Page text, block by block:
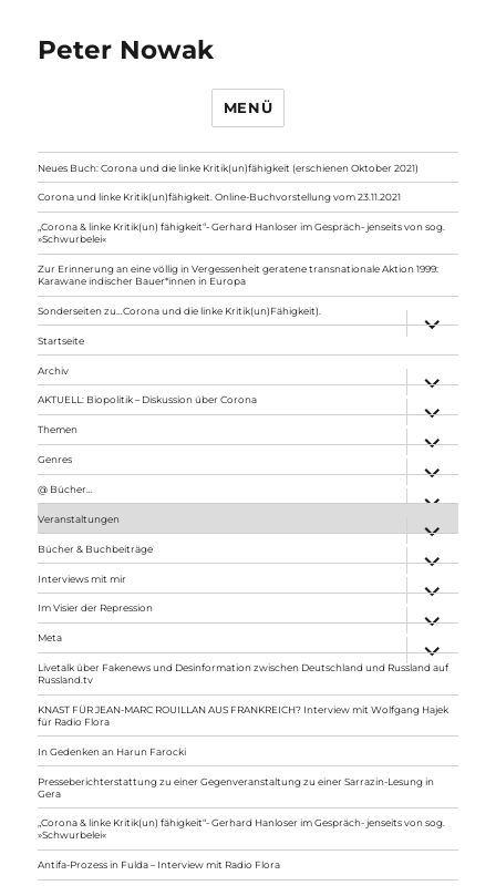
Peter Nowak
MENÜ
Neues Buch: Corona und die linke Kritik(un)fähigkeit (erschienen Oktober 2021)
Corona und linke Kritik(un)fähigkeit. Online-Buchvorstellung vom 23.11.2021
„Corona & linke Kritik(un) fähigkeit“- Gerhard Hanloser im Gespräch- jenseits von sog.
»Schwurbelei«
Zur Erinnerung an eine völlig in Vergessenheit geratene transnationale Aktion 1999:
Karawane indischer Bauer*innen in Europa
Sonderseiten zu…Corona und die linke Kritik(un)Fähigkeit).
anzeigen
Startseite
Archiv
anzeigen
AKTUELL: Biopolitik – Diskussion über Corona
anzeigen
Themen
anzeigen
Genres
anzeigen
@ Bücher…
Veranstaltungen
anzeigen
Bücher & Buchbeiträge
anzeigen
Interviews mit mir
anzeigen
Im Visier der Repression
anzeigen
Meta
anzeigen
Livetalk über Fakenews und Desinformation zwischen Deutschland und Russland auf
Russland.tv
KNAST FÜR JEAN-MARC ROUILLAN AUS FRANKREICH? Interview mit Wolfgang Hajek
für Radio Flora
In Gedenken an Harun Farocki
Presseberichterstattung zu einer Gegenveranstaltung zu einer Sarrazin-Lesung in
Gera
„Corona & linke Kritik(un) fähigkeit“- Gerhard Hanloser im Gespräch- jenseits von sog.
»Schwurbelei«
Antifa-Prozess in Fulda – Interview mit Radio Flora